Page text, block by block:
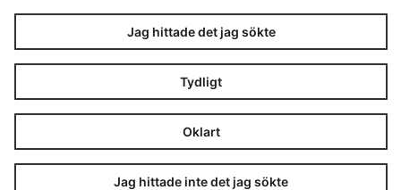
Jag hittade det jag sökte
Tydligt
Oklart
Jag hittade inte det jag sökte